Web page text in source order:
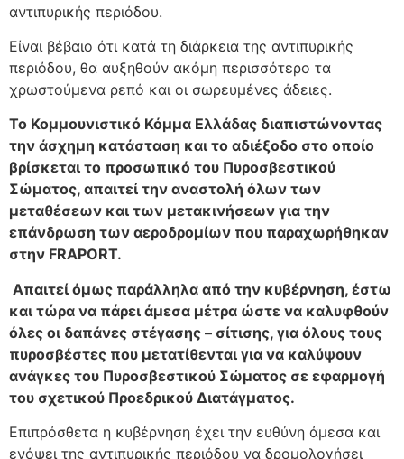
αντιπυρικής περιόδου.
Είναι βέβαιο ότι κατά τη διάρκεια της αντιπυρικής
περιόδου, θα αυξηθούν ακόμη περισσότερο τα
χρωστούμενα ρεπό και οι σωρευμένες άδειες.
Το Κομμουνιστικό Κόμμα Ελλάδας διαπιστώνοντας
την άσχημη κατάσταση και το αδιέξοδο στο οποίο
βρίσκεται το προσωπικό του Πυροσβεστικού
Σώματος, απαιτεί την αναστολή όλων των
μεταθέσεων και των μετακινήσεων για την
επάνδρωση των αεροδρομίων που παραχωρήθηκαν
στην FRAPORT.
Απαιτεί όμως παράλληλα από την κυβέρνηση, έστω
και τώρα να πάρει άμεσα μέτρα ώστε να καλυφθούν
όλες οι δαπάνες στέγασης – σίτισης, για όλους τους
πυροσβέστες που μετατίθενται για να καλύψουν
ανάγκες του Πυροσβεστικού Σώματος σε εφαρμογή
του σχετικού Προεδρικού Διατάγματος.
Επιπρόσθετα η κυβέρνηση έχει την ευθύνη άμεσα και
ενόψει της αντιπυρικής περιόδου να δρομολογήσει